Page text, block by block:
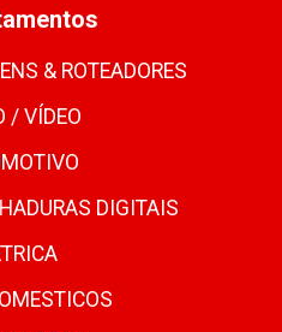
& ROTEADORES
/ VÍDEO
DIGITAIS